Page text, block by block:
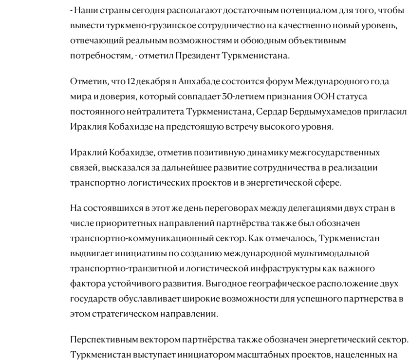
- Наши страны сегодня располагают достаточным потенциалом для того, чтобы
вывести туркмено-грузинское сотрудничество на качественно новый уровень,
отвечающий реальным возможностям и обоюдным объективным
потребностям, - отметил Президент Туркменистана.
Отметив, что 12 декабря в Ашхабаде состоится форум Международного года
мира и доверия, который совпадает 30-летием признания ООН статуса
постоянного нейтралитета Туркменистана, Сердар Бердымухамедов пригласил
Ираклия Кобахидзе на предстоящую встречу высокого уровня.
Ираклий Кобахидзе, отметив позитивную динамику межгосударственных
связей, высказался за дальнейшее развитие сотрудничества в реализации
транспортно-логистических проектов и в энергетической сфере.
На состоявшихся в этот же день переговорах между делегациями двух стран в
числе приоритетных направлений партнёрства также был обозначен
транспортно-коммуникационный сектор. Как отмечалось, Туркменистан
выдвигает инициативы по созданию международной мультимодальной
транспортно-транзитной и логистической инфраструктуры как важного
фактора устойчивого развития. Выгодное географическое расположение двух
государств обуславливает широкие возможности для успешного партнерства в
этом стратегическом направлении.
Перспективным вектором партнёрства также обозначен энергетический сектор.
Туркменистан выступает инициатором масштабных проектов, нацеленных на